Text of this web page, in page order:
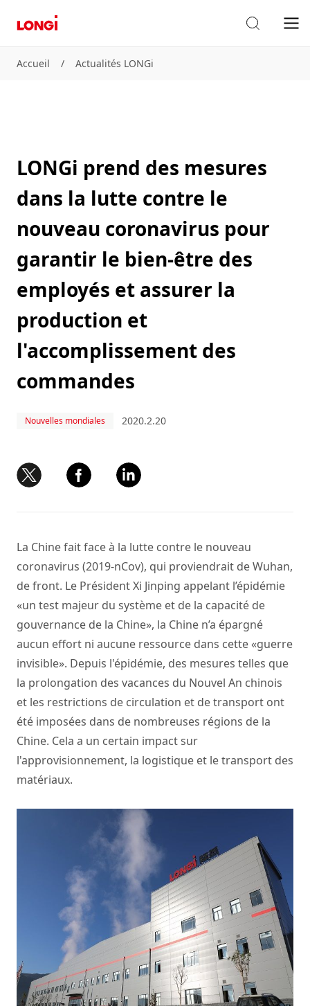
Accueil / Actualités LONGi
LONGi prend des mesures
dans la lutte contre le
nouveau coronavirus pour
garantir le bien-être des
employés et assurer la
production et
l'accomplissement des
commandes
Nouvelles mondiales 2020.2.20
La Chine fait face à la lutte contre le nouveau
coronavirus (2019-nCov), qui proviendrait de Wuhan,
de front. Le Président Xi Jinping appelant l’épidémie
«un test majeur du système et de la capacité de
gouvernance de la Chine», la Chine n’a épargné
aucun effort ni aucune ressource dans cette «guerre
invisible». Depuis l'épidémie, des mesures telles que
la prolongation des vacances du Nouvel An chinois
et les restrictions de circulation et de transport ont
été imposées dans de nombreuses régions de la
Chine. Cela a un certain impact sur
l'approvisionnement, la logistique et le transport des
matériaux.